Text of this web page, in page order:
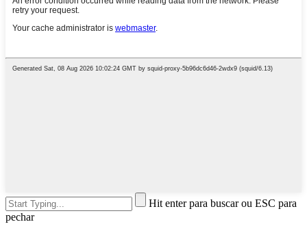
Hit enter para buscar ou ESC para
pechar